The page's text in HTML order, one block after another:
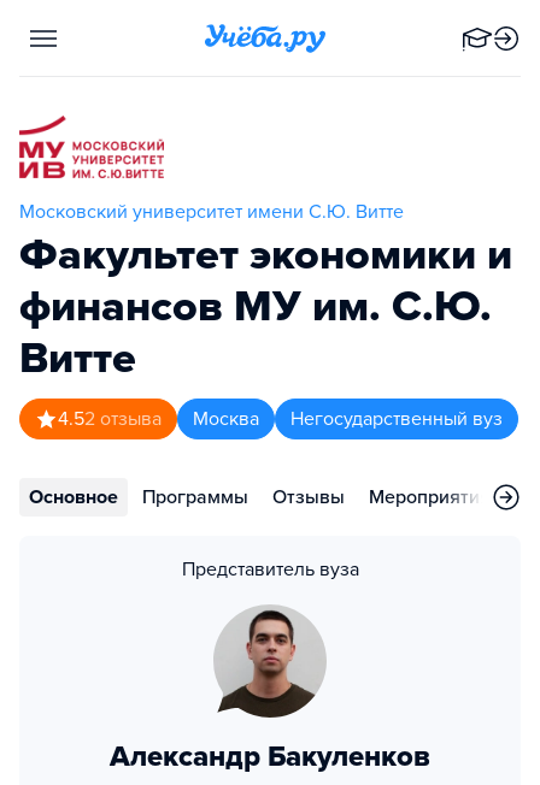
Московский университет имени С.Ю. Витте
Факультет экономики и
финансов МУ им. С.Ю.
Витте
4.52 отзыва Москва Негосударственный вуз
Основное Программы Отзывы Мероприятия
Представитель вуза
Александр Бакуленков